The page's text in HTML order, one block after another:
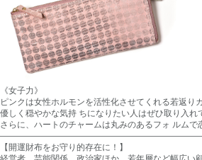
《女子力》
ピンクは女性ホルモンを活性化させてくれる若返りカ
優しく穏やかな気持 ちになりたい人はぜひ取り入れ
さらに、ハートのチャームは丸みのあるフォ ルムで
【開運財布をお守り的存在に！】